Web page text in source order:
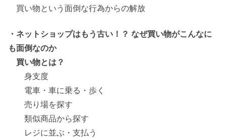
買い物という面倒な行為からの解放
・ネットショップはもう古い！？ なぜ買い物がこんなに
も面倒なのか
買い物とは？
身支度
電車・車に乗る・歩く
売り場を探す
類似商品から探す
レジに並ぶ・支払う